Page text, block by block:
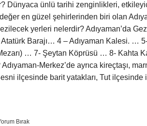
Dünyaca ünlü tarihi zenginlikleri,
en güzel şehirlerinden biri olan
yerleri nelerdir? Adıyaman’da
Barajı… 4 – Adıyaman Kalesi. …
… 7- Şeytan Köprüsü … 8- Kahta
Merkez’de ayrıca kireçtaşı,
ilçesinde barit yatakları, Tut ilçesinde
Bırak